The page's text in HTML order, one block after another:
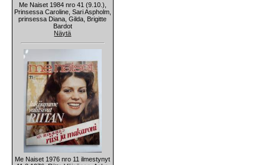
Me Naiset 1984 nro 41 (9.10.),
Prinsessa Caroline, Sari Aspholm,
prinsessa Diana, Gilda, Brigitte
Bardot
Näytä
Me Naiset 1976 nro 11 ilmestynyt